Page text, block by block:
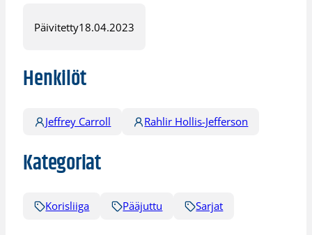
Päivitetty18.04.2023
Henkilöt
Jeffrey Carroll Rahlir Hollis-Jefferson
Kategoriat
Korisliiga Pääjuttu Sarjat